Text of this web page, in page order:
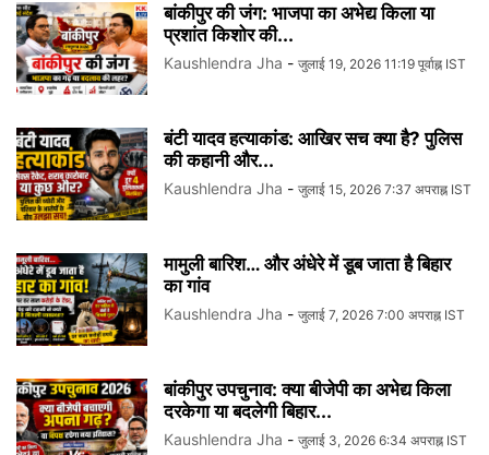
बांकीपुर की जंग: भाजपा का अभेद्य किला या
प्रशांत किशोर की...
Kaushlendra Jha - जुलाई 19, 2026 11:19 पूर्वाह्न IST
बंटी यादव हत्याकांड: आखिर सच क्या है? पुलिस
की कहानी और...
Kaushlendra Jha - जुलाई 15, 2026 7:37 अपराह्न IST
मामुली बारिश… और अंधेरे में डूब जाता है बिहार
का गांव
Kaushlendra Jha - जुलाई 7, 2026 7:00 अपराह्न IST
बांकीपुर उपचुनाव: क्या बीजेपी का अभेद्य किला
दरकेगा या बदलेगी बिहार...
Kaushlendra Jha - जुलाई 3, 2026 6:34 अपराह्न IST